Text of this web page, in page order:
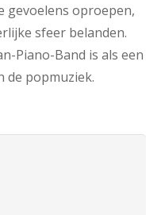
gevoelens oproepen,
sfeer belanden.
Piano-Band is als een
de popmuziek.